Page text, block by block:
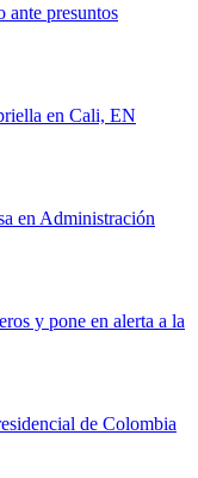
ante presuntos
en Cali, EN
en Administración
y pone en alerta a la
de Colombia